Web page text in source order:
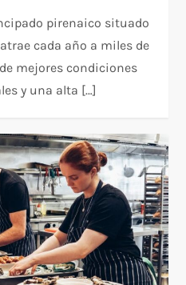
pirenaico situado
cada año a miles de
mejores condiciones
y una alta […]